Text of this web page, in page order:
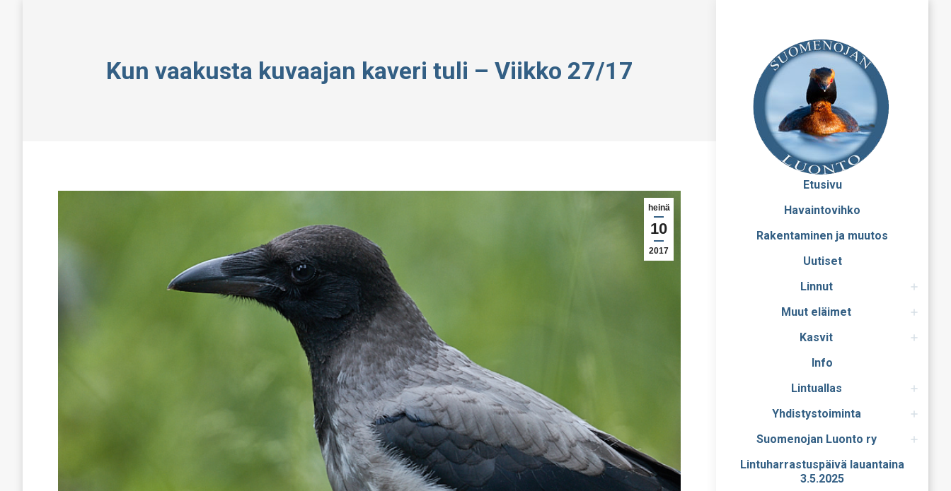
Etusivu
Havaintovihko
Rakentaminen ja muutos
Uutiset
Linnut
Muut eläimet
Kasvit
Info
Lintuallas
Yhdistystoiminta
Suomenojan Luonto ry
Lintuharrastuspäivä lauantaina
3.5.2025
Kun vaakusta kuvaajan kaveri tuli – Viikko 27/17
heinä
10
2017